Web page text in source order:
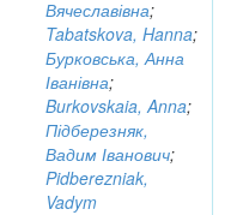
Вячеславівна;
Tabatskova, Hanna;
Бурковська, Анна
Іванівна;
Burkovskaia, Anna;
Підберезняк,
Вадим Іванович;
Pidberezniak,
Vadym